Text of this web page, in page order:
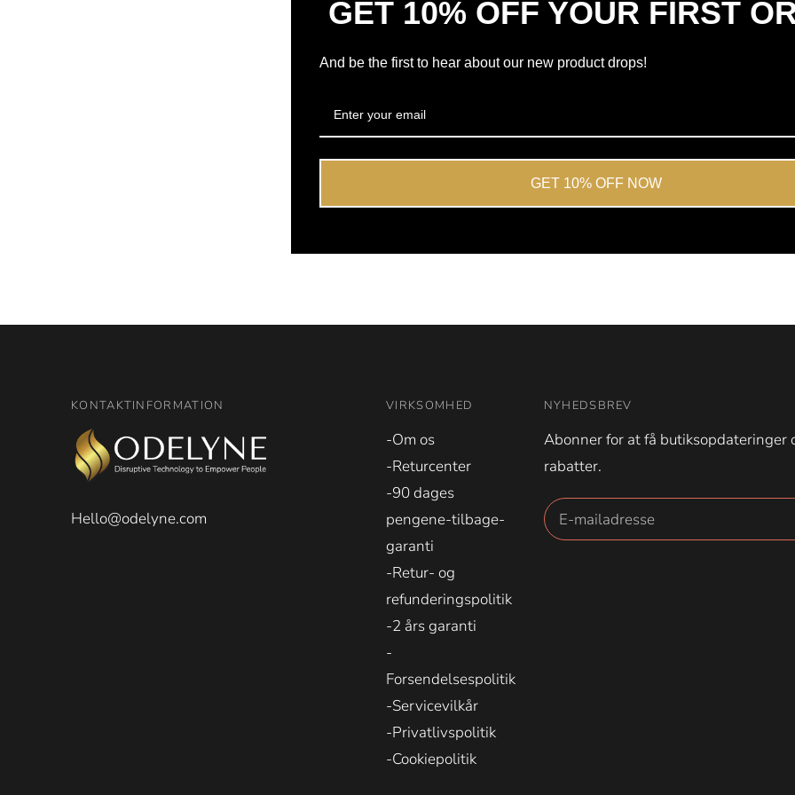
ud
af
af
GET 10% OFF YOUR FIRST
And be the first to hear about our new product drops!
GET 10% OFF NOW
KONTAKTINFORMATION
Hello@odelyne.com
VIRKSOMHED
-Om os
-Returcenter
-90 dages
pengene-tilbage-
garanti
-Retur- og
refunderingspolitik
-2 års garanti
-
Forsendelsespolitik
-Servicevilkår
-Privatlivspolitik
-Cookiepolitik
NYHEDSBREV
Abonner for at få butiksopdateringer
rabatter.